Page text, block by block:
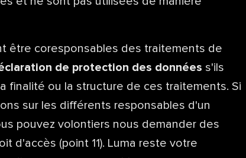
être coresponsables des traitements de
de protection des données s'ils
finalité ou la structure de ces traitements. Si
sur les différents responsables d'un
pouvez volontiers nous demander des
d'accès (point 11). Luma reste votre